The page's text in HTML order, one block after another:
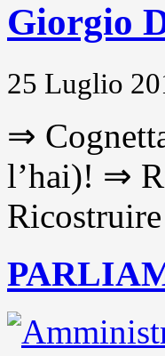
Giorgio
25 Luglio
⇒
l’hai)! ⇒